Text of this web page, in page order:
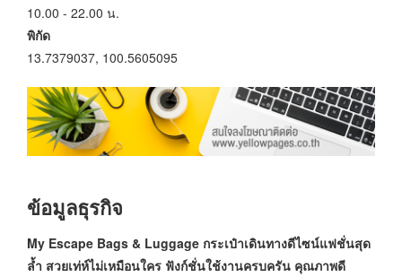
10.00 - 22.00 น.
พิกัด
13.7379037, 100.5605095
ข้อมูลธุรกิจ
My Escape Bags & Luggage กระเป๋าเดินทางดีไซน์แฟชั่นสุด
ล้ำ สวยเท่ห์ไม่เหมือนใคร ฟังก์ชั่นใช้งานครบครัน คุณภาพดี